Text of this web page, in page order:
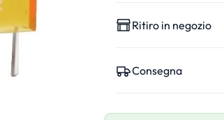
Ritiro in negozio
Consegna